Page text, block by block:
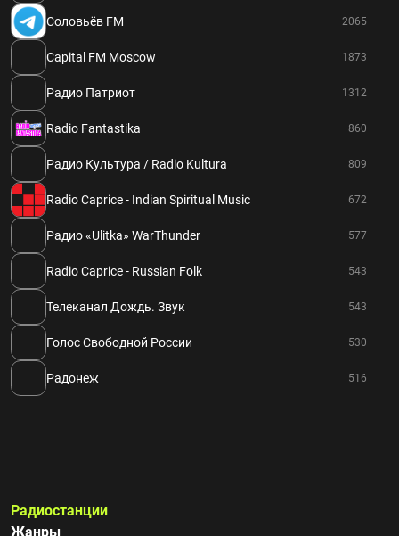
Соловьёв FM 2065
Capital FM Moscow 1873
Радио Патриот 1312
Radio Fantastika 860
Радио Культура / Radio Kultura 809
Radio Caprice - Indian Spiritual Music 672
Радио «Ulitka» WarThunder 577
Radio Caprice - Russian Folk 543
Телеканал Дождь. Звук 543
Голос Свободной России 530
Радонеж 516
Радиостанции
Жанры